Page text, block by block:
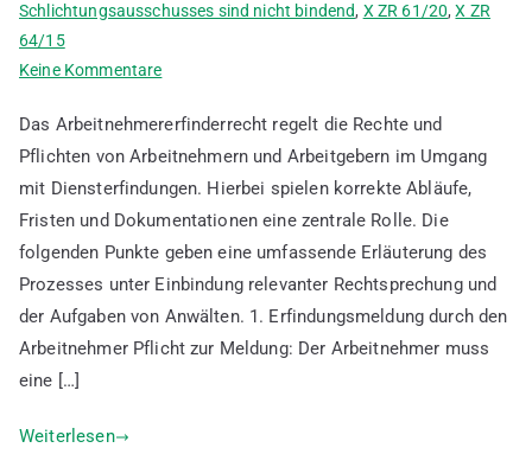
Schlichtungsausschusses sind nicht bindend, X ZR 61/20,X ZR
64/15
Keine Kommentarezu
von
Arbeitnehmererfindermeldungen
mit
Beispielen
Das Arbeitnehmererfinderrecht regelt die Rechte und
Pflichten von Arbeitnehmern und Arbeitgebern im Umgang
mit Diensterfindungen. Hierbei spielen korrekte Abläufe,
Fristen und Dokumentationen eine zentrale Rolle. Die
folgenden Punkte geben eine umfassende Erläuterung des
Prozesses unter Einbindung relevanter Rechtsprechung und
der Aufgaben von Anwälten. 1. Erfindungsmeldung durch den
Arbeitnehmer Pflicht zur Meldung: Der Arbeitnehmer muss
eine […]
Weiterlesen